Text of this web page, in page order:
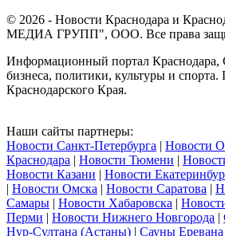
© 2026 - Новости Краснодара и
МЕДИА ГРУПП", ООО. Все права
Информационный портал Краснодара,
бизнеса, политики, культуры и спорта.
Краснодарского Края.
Наши сайты партнеры:
Новости Санкт-Петербурга | Новости
Краснодара | Новости Тюмени |
Новости Казани | Новости
| Новости Омска | Новости Саратова |
Самары | Новости Хабаровска |
Перми | Новости Нижнего Новгорода |
Нур-Султана (Астаны) | Сауны Еревана